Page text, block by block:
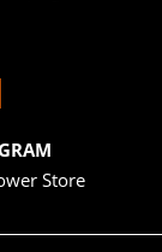
Store